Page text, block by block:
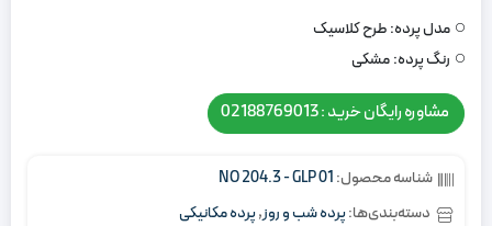
مدل پرده:طرح کلاسیک
رنگ پرده:مشکی
مشاوره رایگان خرید : 02188769013
شناسه محصول:NO 204.3 - GLP 01
دسته‌بندی‌ها:پرده شب و روز,پرده مکانیکی